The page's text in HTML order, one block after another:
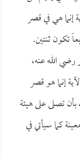
إنما هي في قصر
تكون ثنتين.
رضي الله عنه،
إنما هو قصر
تصلى على هيئة
كما سيأتي في